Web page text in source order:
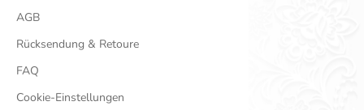
AGB
Rücksendung & Retoure
FAQ
Cookie-Einstellungen